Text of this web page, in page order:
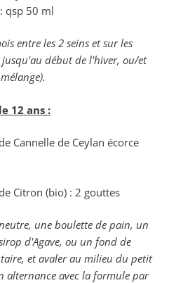
qsp 50 ml
entre les 2 seins et sur les
jusqu'au début de l'hiver, ou/et
12 ans :
Cannelle de Ceylan écorce
Citron (bio) : 2 gouttes
une boulette de pain, un
d'Agave, ou un fond de
et avaler au milieu du petit
alternance avec la formule par